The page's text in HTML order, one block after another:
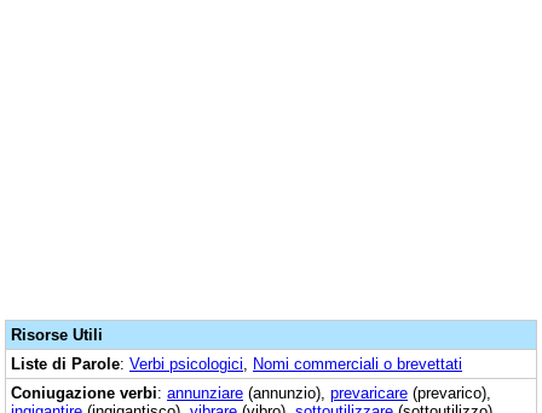
Risorse Utili
Liste di Parole: Verbi psicologici
Nomi commerciali o brevettati
Coniugazione verbi: annunziare (annunzio), prevaricare (prevarico),